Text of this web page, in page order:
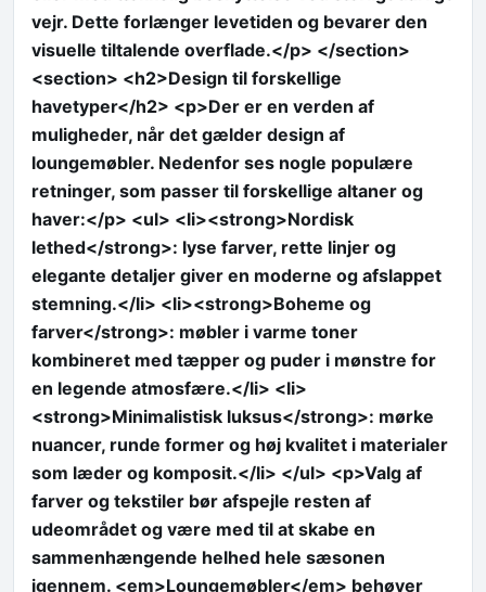
vejr. Dette forlænger levetiden og bevarer den
visuelle tiltalende overflade.</p> </section>
<section> <h2>Design til forskellige
havetyper</h2> <p>Der er en verden af
muligheder, når det gælder design af
loungemøbler. Nedenfor ses nogle populære
retninger, som passer til forskellige altaner og
haver:</p> <ul> <li><strong>Nordisk
lethed</strong>: lyse farver, rette linjer og
elegante detaljer giver en moderne og afslappet
stemning.</li> <li><strong>Boheme og
farver</strong>: møbler i varme toner
kombineret med tæpper og puder i mønstre for
en legende atmosfære.</li> <li>
<strong>Minimalistisk luksus</strong>: mørke
nuancer, runde former og høj kvalitet i materialer
som læder og komposit.</li> </ul> <p>Valg af
farver og tekstiler bør afspejle resten af
udeområdet og være med til at skabe en
sammenhængende helhed hele sæsonen
igennem. <em>Loungemøbler</em> behøver